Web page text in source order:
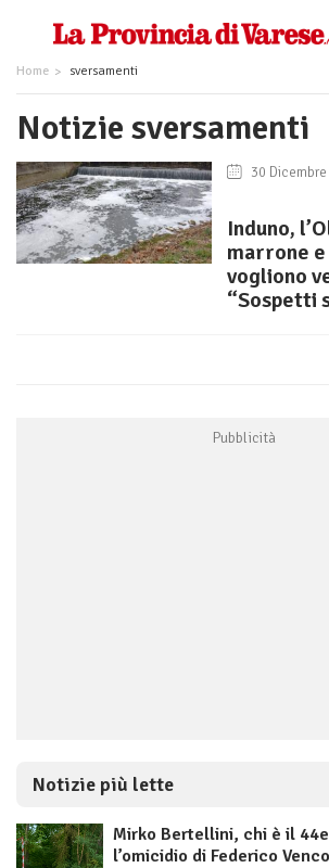
Home sversamenti
Notizie sversamenti
30
Induno,
marrone
vogliono
“Sospetti
Notizie più lette
Mirko Bertellini, chi è il
l’omicidio di Federico Venco